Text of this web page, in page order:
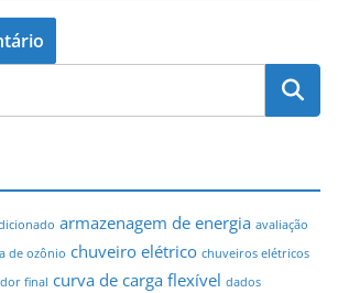
armazenagem de energia avaliação
de ozônio chuveiro elétrico chuveiros elétricos
final curva de carga flexível dados